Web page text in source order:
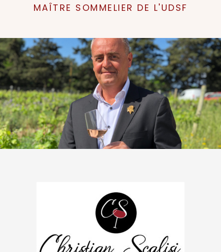
MAÎTRE SOMMELIER DE L'UDSF